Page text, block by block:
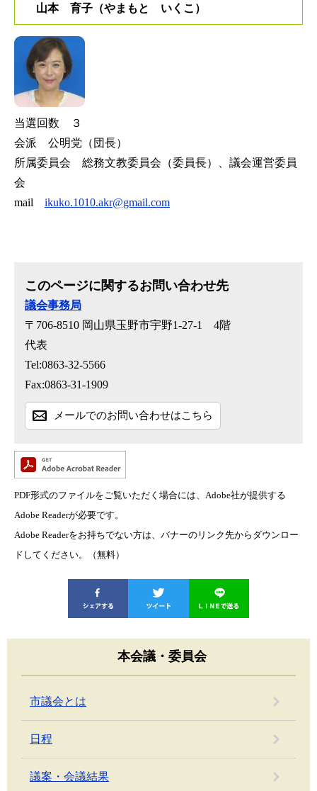
山本 育子（やまもと いくこ）
当選回数 ３
会派 公明党（団長）
所属委員会 総務文教委員会（委員長）、議会運営委員
会
mail ikuko.1010.akr@gmail.com
このページに関するお問い合わせ先
議会事務局
〒706-8510 岡山県玉野市宇野1-27-1 4階
代表
Tel:0863-32-5566
Fax:0863-31-1909
メールでのお問い合わせはこちら
PDF形式のファイルをご覧いただく場合には、Adobe社が提供する
Adobe Readerが必要です。
Adobe Readerをお持ちでない方は、バナーのリンク先からダウンロー
ドしてください。（無料）
本会議・委員会
市議会とは
日程
議案・会議結果